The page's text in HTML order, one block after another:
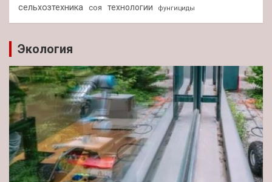
сельхозтехника соя технологии фунгициды
Экология